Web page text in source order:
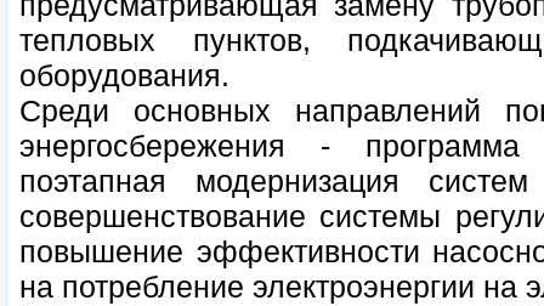
тепловых пунктов,
оборудования.
Среди основных направлений
энергосбережения -
поэтапная модернизация
совершенствование системы
повышение эффективности
на потребление электроэнергии на